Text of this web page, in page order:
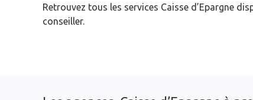
Retrouvez tous les services Caisse d’Epargne
conseiller.